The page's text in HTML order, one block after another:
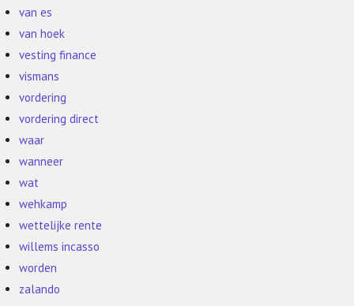
van es
van hoek
vesting finance
vismans
vordering
vordering direct
waar
wanneer
wat
wehkamp
wettelijke rente
willems incasso
worden
zalando